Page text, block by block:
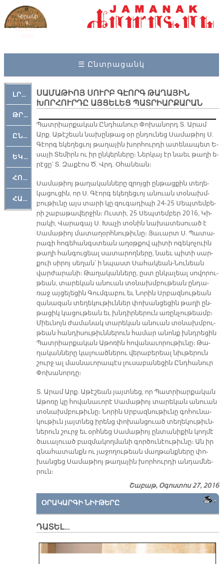
Կիրակի
9,
Օգոստոս
☰ Ընտրացանկ
ԼՐԱՀՈՍ
ԹՐՔԱՀԱՅ ԿԵԱՆՔ
ԸՆԿԵՐԱՄՇԱԿՈՒԹԱՅԻՆ
ԵԿԵՂԵՑԱԿԱՆ
ՀՈԳԵՄՏԱՒՈՐ
ՀԱՐԹԱԿ
ՍԱՄԱԹԻՈՅ ՍՈՒՐԲ ԳԷՈՐԳ ԹԱՂԱՅԻՆ
ԽՈՐՀՈՒՐԴԸ ԱՅՑԵԼԵՑ ՊԱՏՐԻԱՐՔԱՐԱՆ
Պատ­րիար­քա­կան Ընդ­հա­նուր Փո­խա­նորդ Տ. Ա­րամ
Արք. Ա­թէ­շեան նա­խըն­թաց օր ըն­դու­նեց Սա­մա­թիոյ Ս.
Գէորգ ե­կե­ղեց­ւոյ թա­ղա­յին խոր­հուր­դի ա­տե­նա­պետ Ե­
սա­յի Տե­միրն ու իր ըն­կեր­նե­րը։ Ներ­կայ էր նաեւ թա­ղի ե­
րէ­ցը՝ Տ. Զա­քէոս Ծ. Վրդ. Օ­հա­նեան։
Սա­մա­թիոյ թա­ղա­կան­նե­րը զրոյ­ցի ըն­թաց­քին տե­ղե­
կա­ցու­ցին, որ Ս. Գէորգ ե­կե­ղեց­ւոյ ա­նուան տօ­նախմ­
բու­թիւ­նը այս տա­րի կը զու­գա­դի­պի 24-25 Սեպ­տեմ­բե­
րի շա­բա­թա­վեր­ջին։ Ուս­տի, 25 Սեպ­տեմ­բեր 2016, Կի­
րա­կի, Վա­րա­գայ Ս. Խա­չի տօ­նին նա­խա­տե­սուած է
Սա­մա­թիոյ մա­տա­ղօրհ­նու­թիւ­նը։ Յա­ւարտ Ս. Պա­տա­
րա­գի հո­գե­հանգս­տեան ա­ղօթ­քով պի­տի ո­գե­կո­չուին
թա­ղի հան­գու­ցեալ սա­տա­րող­նե­րը, նաեւ պի­տի սար­
քուի սի­րոյ սե­ղան՝ ի նպաստ Սա­հա­կեան-Նու­նեան
վար­ժա­րա­նի։ Թա­ղա­կան­նե­րը, ըստ ըն­կա­լեալ սո­վո­րու­
թեան, տա­րե­կան ա­նուան տօ­նախմ­բու­թեան ըն­դա­
ռաջ այ­ցե­լե­ցին Գում­գա­բու եւ Նո­րին Սրբազ­նու­թեան
զա­նա­զան տե­ղե­կու­թիւն­ներ փո­խան­ցե­ցին թա­ղի ըն­
թա­ցիկ կա­ցու­թեան եւ խնդիր­նե­րուն ա­ռըն­չու­թեամբ։
Միեւ­նոյն ժա­մա­նակ տա­րե­կան ա­նուան տօ­նախմ­բու­
թեան հան­դի­սու­թիւն­նե­րուն հա­մար ա­նոնք խնդրե­ցին
Պատ­րիար­քա­կան Ա­թո­ռին հո­վա­նա­ւո­րու­թիւ­նը։ Թա­
ղա­կան­նե­րը կա­լուած­նե­րու վե­րա­բե­րեալ նիւ­թե­րուն
շուրջ ալ մաս­նա­ւո­րա­պէս լու­սա­բա­նե­ցին Ընդ­հա­նուր
Փո­խա­նոր­դը։
Տ. Ա­րամ Արք. Ա­թէ­շեան յայտ­նեց, որ Պատ­րիար­քա­կան
Ա­թո­ռը կը հո­վա­նա­ւո­րէ Սա­մա­թիոյ տա­րե­կան ա­նուան
տօ­նախմ­բու­թիւ­նը։ Նո­րին Սրբազ­նու­թիւ­նը գո­հու­նա­
կու­թիւն յայտ­նեց ի­րենց փո­խան­ցուած տե­ղե­կու­թիւն­
նե­րուն շուրջ եւ օրհ­նեց Սա­մա­թիոյ ըն­տա­նի­քին կող­մէ
ծա­ւա­լուած բազ­մա­կող­մա­նի գոր­ծու­նէու­թիւ­նը։ Ան իր
գնա­հա­տանքն ու յա­ջո­ղու­թեան մաղ­թանք­նե­րը փո­
խան­ցեց Սա­մա­թիոյ թա­ղա­յին խոր­հուր­դի ան­դամ­նե­
րուն։
Շաբաթ, Օգոստոս 27, 2016
ՕՐԱԿԱՐԳԻ ՆԻՒԹԵՐԸ
ԴԱՏԵԼ…